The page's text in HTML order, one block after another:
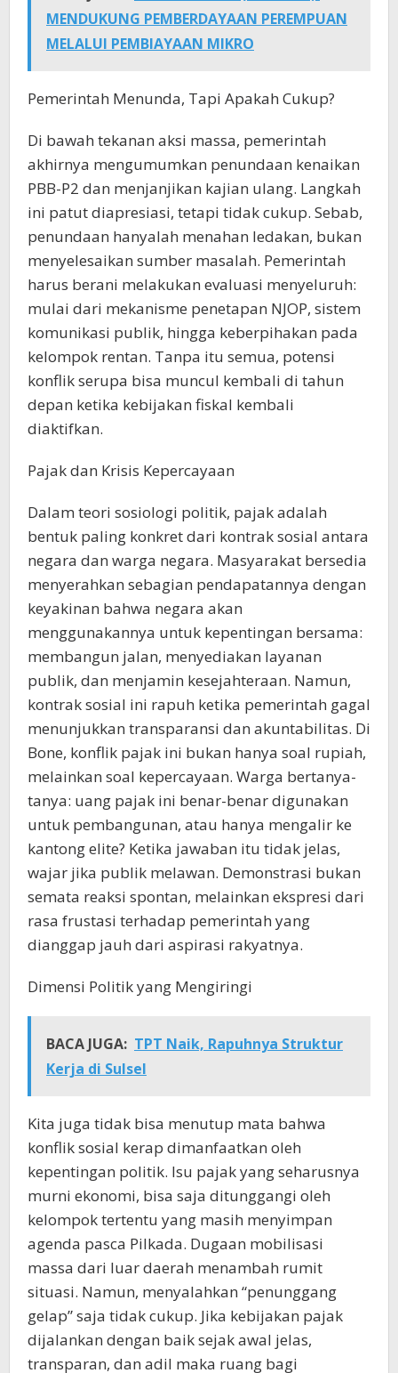
MENDUKUNG PEMBERDAYAAN PEREMPUAN
MELALUI PEMBIAYAAN MIKRO
Pemerintah Menunda, Tapi Apakah Cukup?
Di bawah tekanan aksi massa, pemerintah
akhirnya mengumumkan penundaan kenaikan
PBB-P2 dan menjanjikan kajian ulang. Langkah
ini patut diapresiasi, tetapi tidak cukup. Sebab,
penundaan hanyalah menahan ledakan, bukan
menyelesaikan sumber masalah. Pemerintah
harus berani melakukan evaluasi menyeluruh:
mulai dari mekanisme penetapan NJOP, sistem
komunikasi publik, hingga keberpihakan pada
kelompok rentan. Tanpa itu semua, potensi
konflik serupa bisa muncul kembali di tahun
depan ketika kebijakan fiskal kembali
diaktifkan.
Pajak dan Krisis Kepercayaan
Dalam teori sosiologi politik, pajak adalah
bentuk paling konkret dari kontrak sosial antara
negara dan warga negara. Masyarakat bersedia
menyerahkan sebagian pendapatannya dengan
keyakinan bahwa negara akan
menggunakannya untuk kepentingan bersama:
membangun jalan, menyediakan layanan
publik, dan menjamin kesejahteraan. Namun,
kontrak sosial ini rapuh ketika pemerintah gagal
menunjukkan transparansi dan akuntabilitas. Di
Bone, konflik pajak ini bukan hanya soal rupiah,
melainkan soal kepercayaan. Warga bertanya-
tanya: uang pajak ini benar-benar digunakan
untuk pembangunan, atau hanya mengalir ke
kantong elite? Ketika jawaban itu tidak jelas,
wajar jika publik melawan. Demonstrasi bukan
semata reaksi spontan, melainkan ekspresi dari
rasa frustasi terhadap pemerintah yang
dianggap jauh dari aspirasi rakyatnya.
Dimensi Politik yang Mengiringi
BACA JUGA: TPT Naik, Rapuhnya Struktur
Kerja di Sulsel
Kita juga tidak bisa menutup mata bahwa
konflik sosial kerap dimanfaatkan oleh
kepentingan politik. Isu pajak yang seharusnya
murni ekonomi, bisa saja ditunggangi oleh
kelompok tertentu yang masih menyimpan
agenda pasca Pilkada. Dugaan mobilisasi
massa dari luar daerah menambah rumit
situasi. Namun, menyalahkan “penunggang
gelap” saja tidak cukup. Jika kebijakan pajak
dijalankan dengan baik sejak awal jelas,
transparan, dan adil maka ruang bagi